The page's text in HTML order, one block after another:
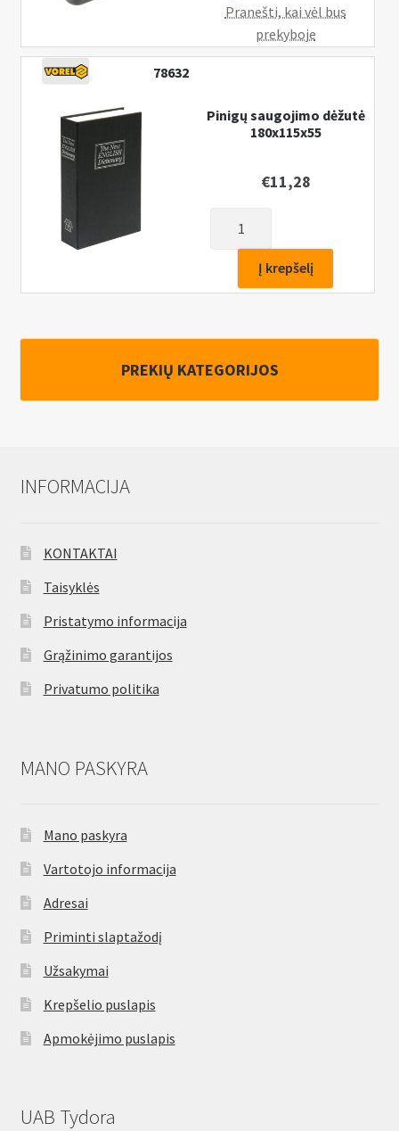
Pranešti, kai vėl bus
prekyboje
78632
Pinigų saugojimo dėžutė
180х115х55
€11,28
saugojimo
Į krepšelį
PREKIŲ KATEGORIJOS
INFORMACIJA
KONTAKTAI
Taisyklės
Pristatymo informacija
Grąžinimo garantijos
Privatumo politika
MANO PASKYRA
Mano paskyra
Vartotojo informacija
Adresai
Priminti slaptažodį
Užsakymai
Krepšelio puslapis
Apmokėjimo puslapis
UAB Tydora